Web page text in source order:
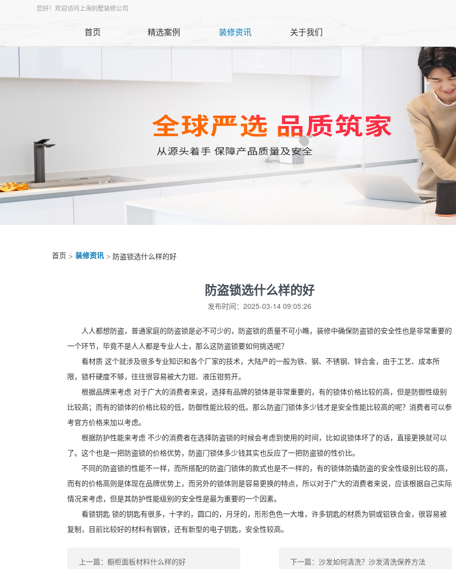
您好！欢迎访问上海别墅装修公司
首页 精选案例 装修资讯 关于我们
首页 > 装修资讯 > 防盗锁选什么样的好
防盗锁选什么样的好
发布时间：2025-03-14 09:05:26
人人都想防盗，普通家庭的防盗锁是必不可少的，防盗锁的质量不可小瞧，装修中确保防盗锁的安全性也是非常重要的
一个环节，毕竟不是人人都是专业人士，那么这防盗锁要如何挑选呢？
看材质 这个就涉及很多专业知识和各个厂家的技术，大陆产的一般为铁、钢、不锈钢、锌合金，由于工艺、成本所
限，锁杆硬度不够，往往很容易被大力钳、液压钳剪开。
根据品牌来考虑 对于广大的消费者来说，选择有品牌的锁体是非常重要的，有的锁体价格比较的高，但是防御性级别
比较高；而有的锁体的价格比较的低，防御性能比较的低。那么防盗门锁体多少钱才是安全性能比较高的呢？消费者可以参
考官方价格来加以考虑。
根据防护性能来考虑 不少的消费者在选择防盗锁的时候会考虑到使用的时间，比如说锁体坏了的话，直接更换就可以
了。这个也是一把防盗锁的价格优势，防盗门锁体多少钱其实也反应了一把防盗锁的性价比。
不同的防盗锁的性能不一样，而所搭配的防盗门锁体的款式也是不一样的，有的锁体防撬防盗的安全性级别比较的高，
而有的价格高则是体现在品牌优势上，而另外的锁体则是容易更换的特点，所以对于广大的消费者来说，应该根据自己实际
情况来考虑，但是其防护性能级别的安全性是最为重要的一个因素。
看锁钥匙 锁的钥匙有很多，十字的，圆口的，月牙的，形形色色一大堆，许多钥匙的材质为铜或铝铁合金，很容易被
复制，目前比较好的材料有钢铁，还有新型的电子钥匙，安全性较高。
上一篇：橱柜面板材料什么样的好 下一篇：沙发如何清洗？沙发清洗保养方法